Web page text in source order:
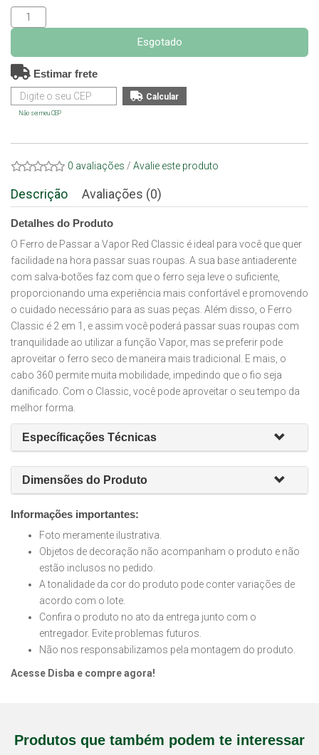
Esgotado
Estimar frete
Não sei meu CEP
0 avaliações / Avalie este produto
Descrição Avaliações (0)
Detalhes do Produto
O Ferro de Passar a Vapor Red Classic é ideal para você que quer
facilidade na hora passar suas roupas. A sua base antiaderente
com salva-botões faz com que o ferro seja leve o suficiente,
proporcionando uma experiência mais confortável e promovendo
o cuidado necessário para as suas peças. Além disso, o Ferro
Classic é 2 em 1, e assim você poderá passar suas roupas com
tranquilidade ao utilizar a função Vapor, mas se preferir pode
aproveitar o ferro seco de maneira mais tradicional. E mais, o
cabo 360 permite muita mobilidade, impedindo que o fio seja
danificado. Com o Classic, você pode aproveitar o seu tempo da
melhor forma.
Específicações Técnicas
Dimensões do Produto
Informações importantes:
Foto meramente ilustrativa.
Objetos de decoração não acompanham o produto e não
estão inclusos no pedido.
A tonalidade da cor do produto pode conter variações de
acordo com o lote.
Confira o produto no ato da entrega junto com o
entregador. Evite problemas futuros.
Não nos responsabilizamos pela montagem do produto.
Acesse Disba e compre agora!
Produtos que também podem te interessar